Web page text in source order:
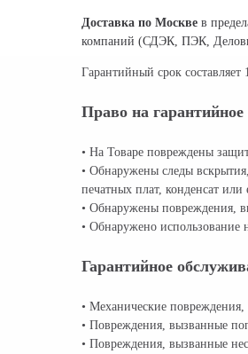
Доставка по Москве в
компаний (СДЭК, ПЭК,
Гарантийный срок составляет
Право на
• На Товаре повреждены
• Обнаружены следы
печатных плат, конденсат
• Обнаружены повреждения,
• Обнаружено использование
Гарантийное
• Механические повреждения,
• Повреждения, вызванные
• Повреждения, вызванные